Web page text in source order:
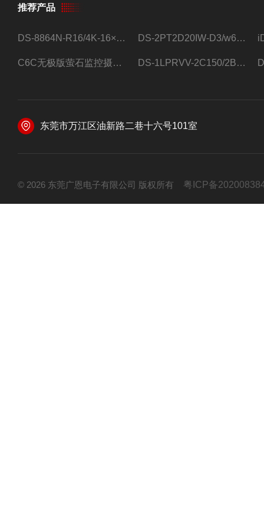
推荐产品
DS-8864N-R16/4K-16×4T/希捷16盘位录像机 DS-2PT2D20IW-D3/w64路高清硬盘录像机
C6C无极版萤石监控摄像头 DS-1LPRVV-2C150/2B监控室外夜视高清电源线护套线200米/卷
东莞市万江区油新路二巷十六号101室
© 2026 东莞广恩电子有限公司 版权所有 粤ICP备